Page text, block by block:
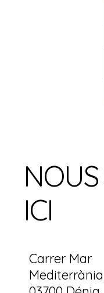
ICI
Carrer Mar